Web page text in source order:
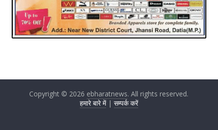
Copyright © 2026 ebharatnews. All rights reserved.
हमारे बारे में| सम्पर्क करें